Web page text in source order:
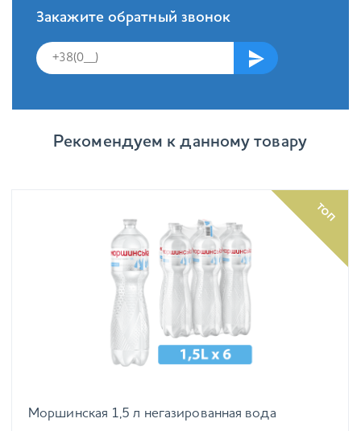
Закажите обратный звонок
Рекомендуем к данному товару
Моршинская 1,5 л негазированная вода
ТОП